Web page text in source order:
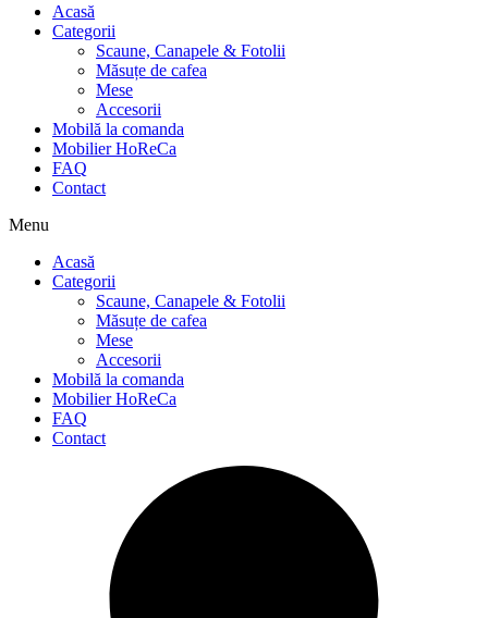
Acasă
Categorii
Scaune, Canapele & Fotolii
Măsuțe de cafea
Mese
Accesorii
Mobilă la comanda
Mobilier HoReCa
FAQ
Contact
Menu
Acasă
Categorii
Scaune, Canapele & Fotolii
Măsuțe de cafea
Mese
Accesorii
Mobilă la comanda
Mobilier HoReCa
FAQ
Contact